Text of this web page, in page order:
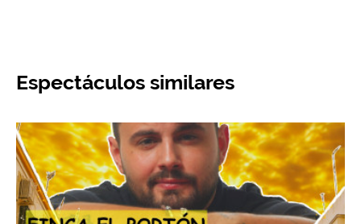
Espectáculos similares